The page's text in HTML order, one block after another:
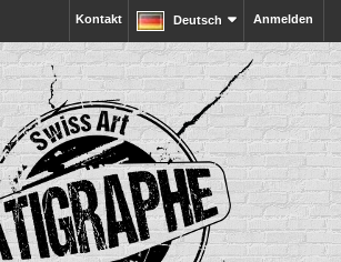
Anmelden
Deutsch
Kontakt